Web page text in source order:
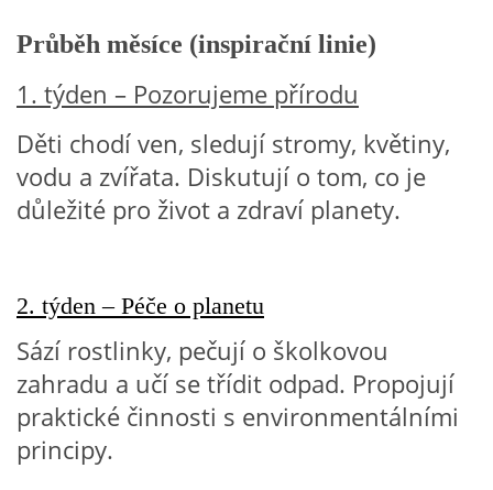
PÍSNĚ K TÉMATU ZIMA
BÁSNĚ K TÉMATU ZIMA
POHYBOVÉ AKTIVITY NA TÉMA ZIMA
TÝDENNÍ PLÁNY
SMYSLOVÁ AKTIVITA
MONTESSORI AKTIVITA
Průběh měsíce (inspirační linie)
1. týden – Pozorujeme přírodu
Děti chodí ven, sledují stromy, květiny,
vodu a zvířata. Diskutují o tom, co je
důležité pro život a zdraví planety.
2. týden – Péče o planetu
Sází rostlinky, pečují o školkovou
zahradu a učí se třídit odpad. Propojují
praktické činnosti s environmentálními
principy.